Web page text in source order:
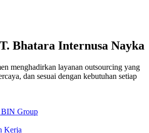
Bhatara Internusa Nayka
menghadirkan layanan outsourcing yang
dan sesuai dengan kebutuhan setiap
BIN Group
Kerja